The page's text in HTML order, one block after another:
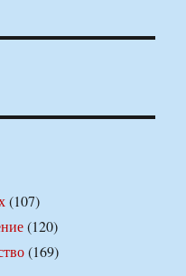
(107)
(120)
(169)